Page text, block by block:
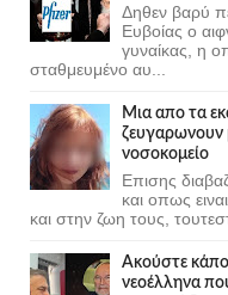
Δηθεν βαρύ
Ευβοίας ο
γυναίκας, η
σταθμευμένο αυ...
Μια απο τα
ζευγαρωνουν
νοσοκομείο
Επισης
και οπως
και στην ζωη τους,
Ακούστε
νεοέλληνα